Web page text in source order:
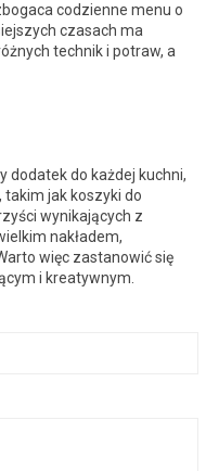
codzienne menu o
czasach ma
technik i potraw, a
dodatek do każdej kuchni,
jak koszyki do
wynikających z
nakładem,
więc zastanowić się
i kreatywnym.